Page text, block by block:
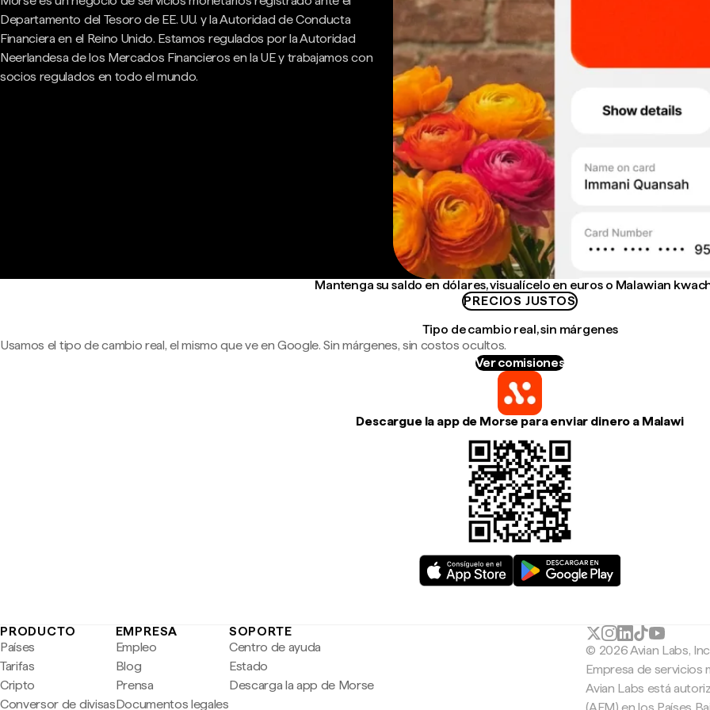
Departamento del Tesoro de EE. UU. y la Autoridad de Conducta
Financiera en el Reino Unido. Estamos regulados por la Autoridad
Neerlandesa de los Mercados Financieros en la UE y trabajamos con
socios regulados en todo el mundo.
Mantenga su saldo en dólares, visualícelo en euros o Malawian
PRECIOS JUSTOS
Tipo de cambio real, sin márgenes
Usamos el tipo de cambio real, el mismo que ve en Google. Sin márgenes, sin costos ocultos.
Ver comisiones
Descargue la app de Morse para enviar dinero a Malawi
PRODUCTO
Países
Tarifas
Cripto
Conversor de divisas
EMPRESA
Empleo
Blog
Prensa
Documentos legales
SOPORTE
Centro de ayuda
Estado
Descarga la app de Morse
© 2026 Avian Labs, Inc
Empresa de servicios
Avian Labs está